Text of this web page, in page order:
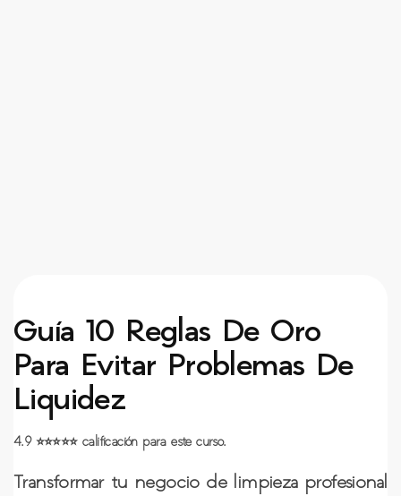
Guía 10 Reglas De Oro
Para Evitar Problemas De
Liquidez
4.9 ⭐⭐⭐⭐⭐calificación para este curso.
Transformar tu negocio de limpieza profesional